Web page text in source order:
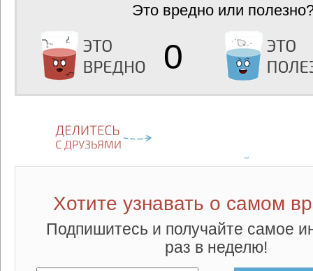
Это вредно или
0
Хотите узнавать о самом
Подпишитесь и получайте самое
раз в неделю!